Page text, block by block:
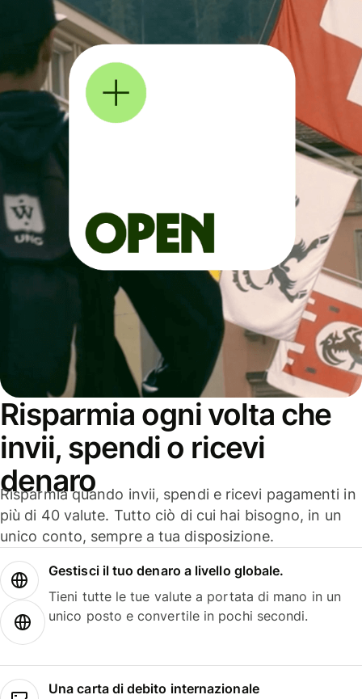
Risparmia ogni volta che
invii, spendi o ricevi
denaro
Risparmia quando invii, spendi e ricevi pagamenti in
più di 40 valute. Tutto ciò di cui hai bisogno, in un
unico conto, sempre a tua disposizione.
Gestisci il tuo denaro a livello globale.
Tieni tutte le tue valute a portata di mano in un
unico posto e convertile in pochi secondi.
Una carta di debito internazionale